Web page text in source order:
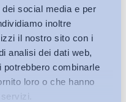
social media e per
inoltre
il nostro sito con i
analisi dei dati web,
potrebbero combinarle
loro o che hanno
COLL e promozione del